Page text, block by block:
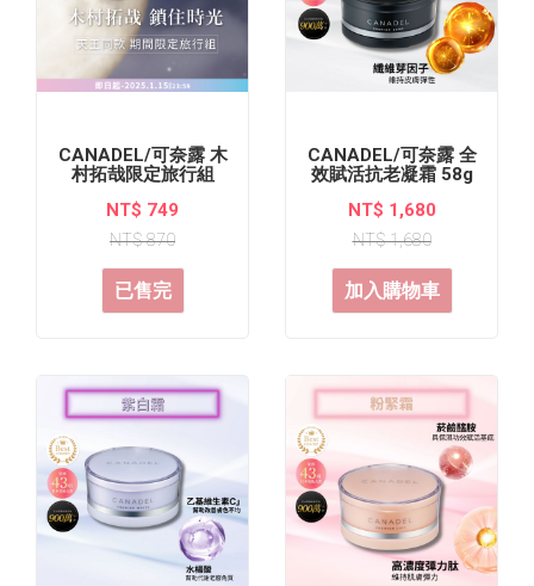
CANADEL/可奈露 木
村拓哉限定旅行組
NT$ 749
NT$ 870
已售完
CANADEL/可奈露 全
效賦活抗老凝霜 58g
NT$ 1,680
NT$ 1,680
加入購物車